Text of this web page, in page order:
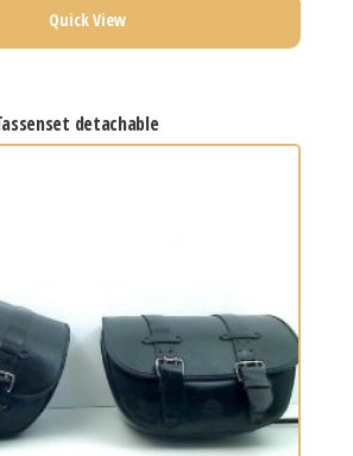
Quick View
tassenset detachable